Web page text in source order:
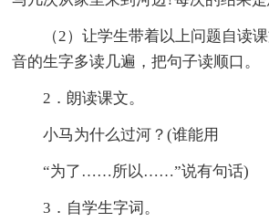
（2）让学生带着以上问题自读
音的生字多读几遍，把句子读顺口。
2．朗读课文。
小马为什么过河？(谁能用
“为了……所以……”说有句话)
3．自学生字词。